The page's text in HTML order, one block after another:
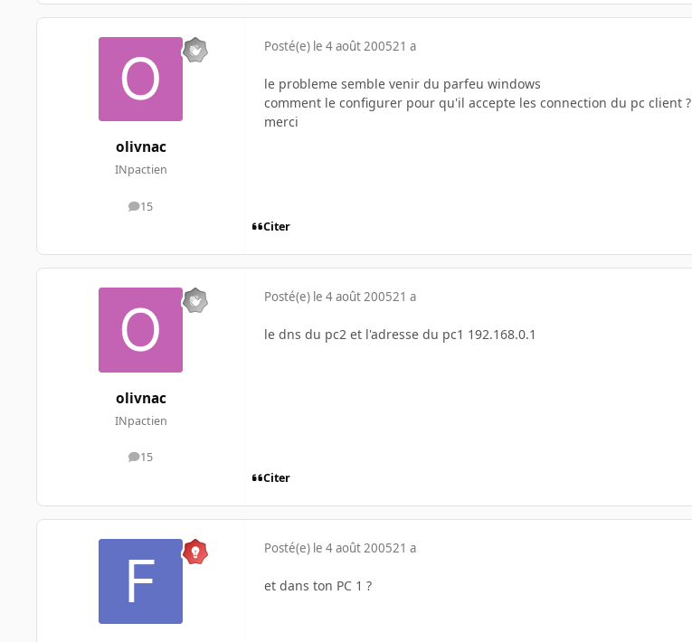
olivnac
INpactien
15
messages
Posté(e) le 4 août 200521 a
le probleme semble venir du parfeu windows
comment le configurer pour qu'il accepte les connection du pc client ?
merci
Citer
olivnac
INpactien
15
messages
Posté(e) le 4 août 200521 a
le dns du pc2 et l'adresse du pc1 192.168.0.1
Citer
Posté(e) le 4 août 200521 a
et dans ton PC 1 ?